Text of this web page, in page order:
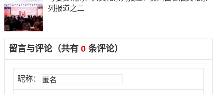
列报道之二
留言与评论（共有 0条评论）
昵称：